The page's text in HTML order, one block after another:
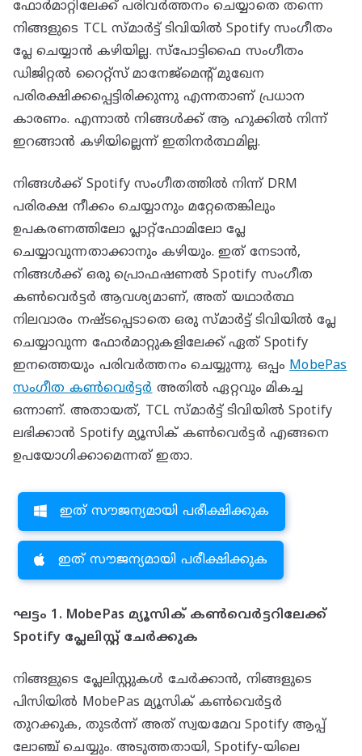
ഫോർമാറ്റിലേക്ക് പരിവർത്തനം ചെയ്യാതെ തന്നെ
നിങ്ങളുടെ TCL സ്മാർട്ട് ടിവിയിൽ Spotify സംഗീതം
പ്ലേ ചെയ്യാൻ കഴിയില്ല. സ്‌പോട്ടിഫൈ സംഗീതം
ഡിജിറ്റൽ റൈറ്റ്‌സ് മാനേജ്‌മെന്റ് മുഖേന
പരിരക്ഷിക്കപ്പെട്ടിരിക്കുന്നു എന്നതാണ് പ്രധാന
കാരണം. എന്നാൽ നിങ്ങൾക്ക് ആ ഹുക്കിൽ നിന്ന്
ഇറങ്ങാൻ കഴിയില്ലെന്ന് ഇതിനർത്ഥമില്ല.
നിങ്ങൾക്ക് Spotify സംഗീതത്തിൽ നിന്ന് DRM
പരിരക്ഷ നീക്കം ചെയ്യാനും മറ്റേതെങ്കിലും
ഉപകരണത്തിലോ പ്ലാറ്റ്‌ഫോമിലോ പ്ലേ
ചെയ്യാവുന്നതാക്കാനും കഴിയും. ഇത് നേടാൻ,
നിങ്ങൾക്ക് ഒരു പ്രൊഫഷണൽ Spotify സംഗീത
കൺവെർട്ടർ ആവശ്യമാണ്, അത് യഥാർത്ഥ
നിലവാരം നഷ്‌ടപ്പെടാതെ ഒരു സ്മാർട്ട് ടിവിയിൽ പ്ലേ
ചെയ്യാവുന്ന ഫോർമാറ്റുകളിലേക്ക് ഏത് Spotify
ഇനത്തെയും പരിവർത്തനം ചെയ്യുന്നു. ഒപ്പം MobePas
സംഗീത കൺവെർട്ടർ അതിൽ ഏറ്റവും മികച്ച
ഒന്നാണ്. അതായത്, TCL സ്മാർട്ട് ടിവിയിൽ Spotify
ലഭിക്കാൻ Spotify മ്യൂസിക് കൺവെർട്ടർ എങ്ങനെ
ഉപയോഗിക്കാമെന്നത് ഇതാ.
ഇത് സൗജന്യമായി പരീക്ഷിക്കുക
ഇത് സൗജന്യമായി പരീക്ഷിക്കുക
ഘട്ടം 1. MobePas മ്യൂസിക് കൺവെർട്ടറിലേക്ക്
Spotify പ്ലേലിസ്റ്റ് ചേർക്കുക
നിങ്ങളുടെ പ്ലേലിസ്റ്റുകൾ ചേർക്കാൻ, നിങ്ങളുടെ
പിസിയിൽ MobePas മ്യൂസിക് കൺവെർട്ടർ
തുറക്കുക, തുടർന്ന് അത് സ്വയമേവ Spotify ആപ്പ്
ലോഞ്ച് ചെയ്യും. അടുത്തതായി, Spotify-യിലെ